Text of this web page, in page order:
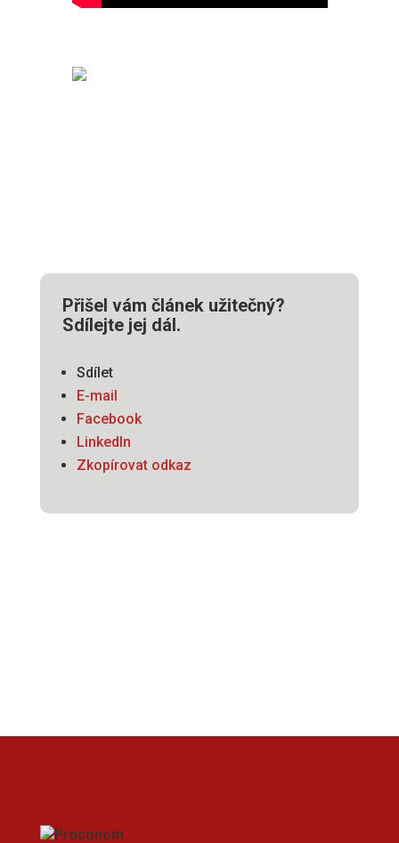
Přišel vám článek užitečný?
Sdílejte jej dál.
Sdílet
E-mail
Facebook
LinkedIn
Zkopírovat odkaz